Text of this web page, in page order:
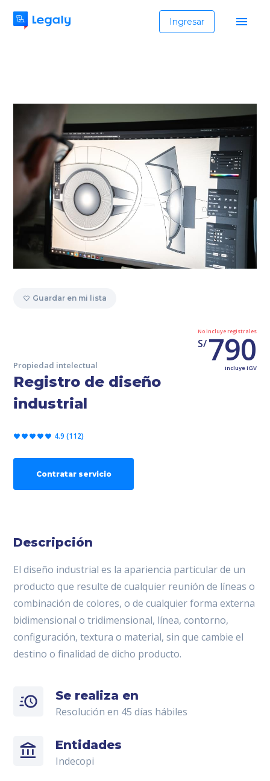
Ingresar
Guardar en mi lista
Propiedad intelectual
Registro de diseño
industrial
4.9 (112)
No incluye registrales
S/ 790
incluye IGV
Contratar servicio
Descripción
El diseño industrial es la apariencia particular de un
producto que resulte de cualquier reunión de líneas o
combinación de colores, o de cualquier forma externa
bidimensional o tridimensional, línea, contorno,
configuración, textura o material, sin que cambie el
destino o finalidad de dicho producto.
Se realiza en
Resolución en 45 días hábiles
Entidades
Indecopi